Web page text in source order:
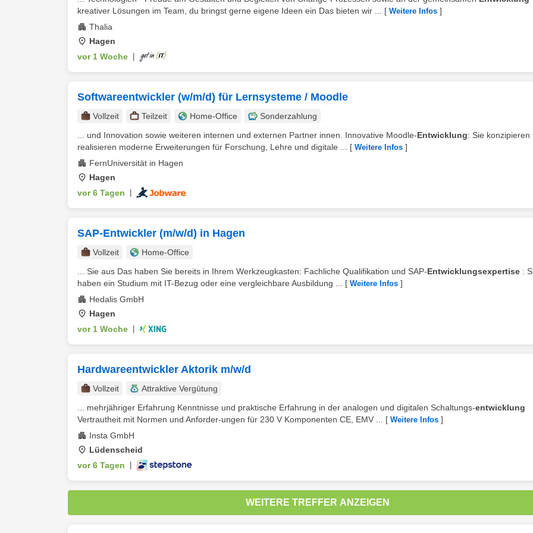
kreativer Lösungen im Team, du bringst gerne eigene Ideen ein Das bieten wir ...
[ Weitere Infos ]
Thalia
Hagen
vor 1 Woche
Softwareentwickler (w/m/d) für Lernsysteme / Moodle
Vollzeit Teilzeit Home-Office
Sonderzahlung
... und Innovation sowie weiteren internen und externen Partner innen. Innovative Moodle-Entwicklung: Sie konzipieren
realisieren moderne Erweiterungen für Forschung, Lehre und digitale ...
[ Weitere Infos ]
FernUniversität in Hagen
Hagen
vor 6 Tagen
SAP-Entwickler (m/w/d) in Hagen
Vollzeit
Home-Office
... Sie aus Das haben Sie bereits in Ihrem Werkzeugkasten: Fachliche Qualifikation und SAP-Entwicklungsexpertise :
haben ein Studium mit IT-Bezug oder eine vergleichbare Ausbildung ...
[ Weitere Infos ]
Hedalis GmbH
Hagen
vor 1 Woche
Hardwareentwickler Aktorik m/w/d
Vollzeit
Attraktive Vergütung
... mehrjähriger Erfahrung Kenntnisse und praktische Erfahrung in der analogen und digitalen Schaltungs-entwicklung
Vertrautheit mit Normen und Anforder-ungen für 230 V Komponenten CE, EMV ...
[ Weitere Infos ]
Insta GmbH
Lüdenscheid
vor 6 Tagen
WEITERE TREFFER ANZEIGEN